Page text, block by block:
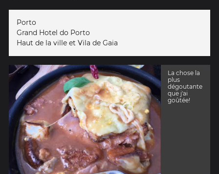
Porto
Grand Hotel do Porto
Haut de la ville et Vila de Gaia
La chose la
plus
dégoutante
que j'ai
goûtée!